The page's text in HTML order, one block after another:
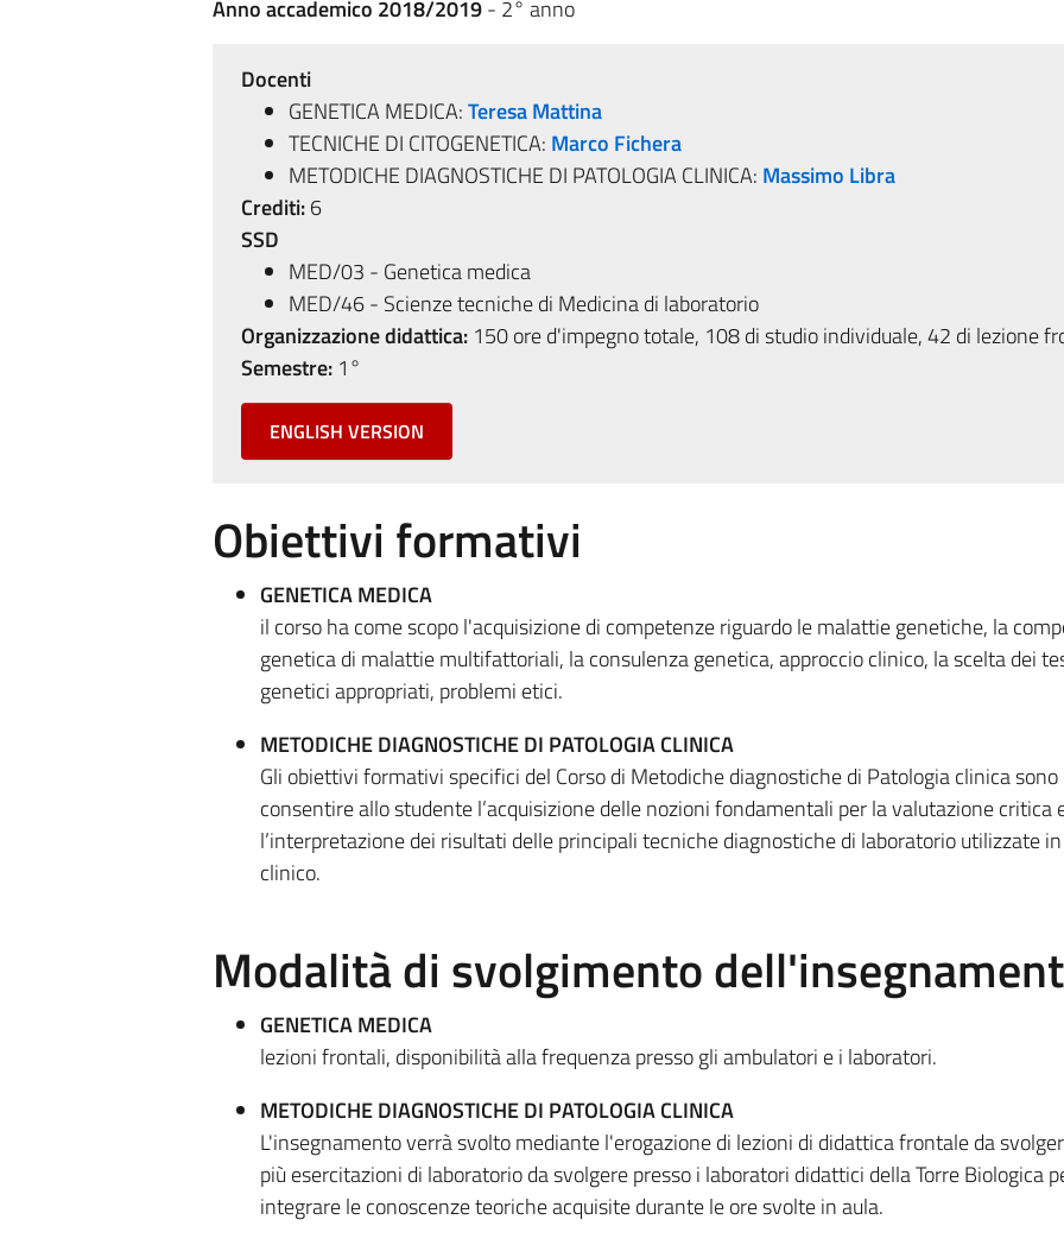
Anno accademico 2018/2019- 2° anno
Docenti
GENETICA MEDICA:Teresa Mattina
TECNICHE DI CITOGENETICA: Marco Fichera
METODICHE DIAGNOSTICHE DI PATOLOGIA CLINICA: Massimo Libra
Crediti:6
SSD
MED/03 - Genetica medica
MED/46 - Scienze tecniche di Medicina di laboratorio
Organizzazione didattica:150 ore d'impegno totale, 108 di studio individuale, 42 di lezione
Semestre:1°
ENGLISH VERSION
Obiettivi formativi
GENETICA MEDICA
il corso ha come scopo l'acquisizione di competenze riguardo le malattie genetiche, la
genetica di malattie multifattoriali, la consulenza genetica, approccio clinico, la scelta dei
genetici appropriati, problemi etici.
METODICHE DIAGNOSTICHE DI PATOLOGIA CLINICA
Gli obiettivi formativi specifici del Corso di Metodiche diagnostiche di Patologia clinica sono
consentire allo studente l’acquisizione delle nozioni fondamentali per la valutazione critica
l’interpretazione dei risultati delle principali tecniche diagnostiche di laboratorio utilizzate
clinico.
Modalità di svolgimento
GENETICA MEDICA
lezioni frontali, disponibilità alla frequenza presso gli ambulatori e i laboratori.
METODICHE DIAGNOSTICHE DI PATOLOGIA CLINICA
L'insegnamento verrà svolto mediante l'erogazione di lezioni di didattica frontale da
più esercitazioni di laboratorio da svolgere presso i laboratori didattici della Torre Biologica
integrare le conoscenze teoriche acquisite durante le ore svolte in aula.